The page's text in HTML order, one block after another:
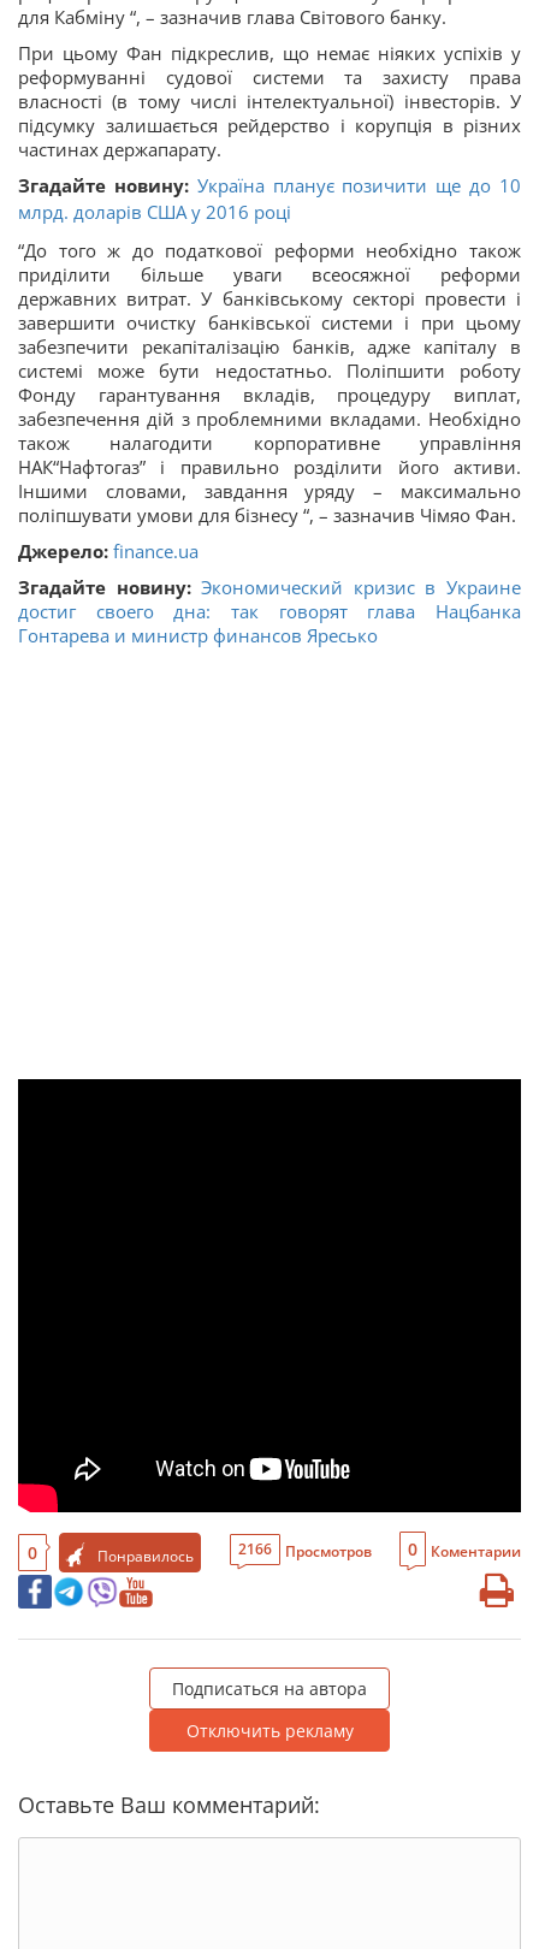
для Кабміну “, – зазначив глава Світового банку.
При цьому Фан підкреслив, що немає ніяких успіхів у
реформуванні судової системи та захисту права
власності (в тому числі інтелектуальної) інвесторів. У
підсумку залишається рейдерство і корупція в різних
частинах держапарату.
Згадайте новину: Україна планує позичити ще до 10
млрд. доларів США у 2016 році
“До того ж до податкової реформи необхідно також
приділити більше уваги всеосяжної реформи
державних витрат. У банківському секторі провести і
завершити очистку банківської системи і при цьому
забезпечити рекапіталізацію банків, адже капіталу в
системі може бути недостатньо. Поліпшити роботу
Фонду гарантування вкладів, процедуру виплат,
забезпечення дій з проблемними вкладами. Необхідно
також налагодити корпоративне управління
НАК“Нафтогаз” і правильно розділити його активи.
Іншими словами, завдання уряду – максимально
поліпшувати умови для бізнесу “, – зазначив Чімяо Фан.
Джерело: finance.ua
Згадайте новину:Экономический кризис в Украине
достиг своего дна: так говорят глава Нацбанка
Гонтарева и министр финансов Яресько
0 Понравилось 2166 Просмотров 0 Коментарии
Подписаться на автора
Отключить рекламу
Оставьте Ваш комментарий: